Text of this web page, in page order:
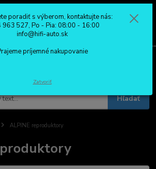
Hľadať
ALPINE reproduktory
poradiť s výberom, kontaktujte nás:
963 527, Po - Pia: 08:00 - 16:00
info@hifi-auto.sk
príjemné nakupovanie
Zatvoriť